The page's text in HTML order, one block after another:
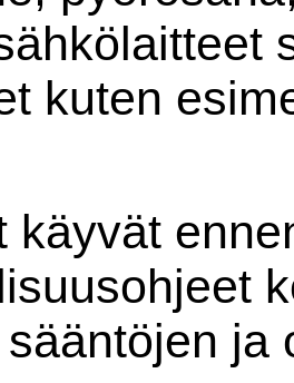
kuten
käyvät
ja